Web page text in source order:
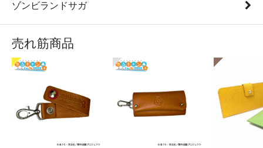
ゾンビランドサガ
売れ筋商品